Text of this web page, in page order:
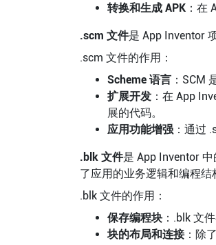
转换和生成 APK：在
.scm 文件是 App Inventor
.scm 文件的作用：
Scheme 语言：SCM
扩展开发：在 App
展的代码。
应用功能增强：通过
.blk 文件是 App Inventor
了应用的业务逻辑和编程结
.blk 文件的作用：
保存编程块：.blk 文
块的布局和连接：除